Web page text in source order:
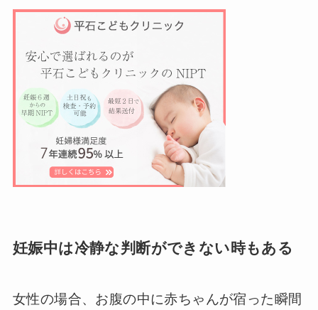
妊娠中は冷静な判断ができない時もある
女性の場合、お腹の中に赤ちゃんが宿った瞬間